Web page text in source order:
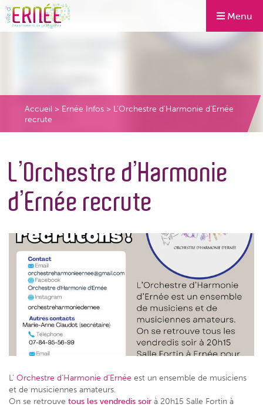
Menu
Accueil > Ernée Infos > L’Orchestre d’Harmonie d’Ernée
recrute
L’Orchestre d’Harmonie
d’Ernée recrute
L’ Orchestre d’Harmonie d’Ernée est un ensemble de musiciens
et de musiciennes amateurs.
On se retrouve tous les vendredis soir à 20h15 Salle Fortin à